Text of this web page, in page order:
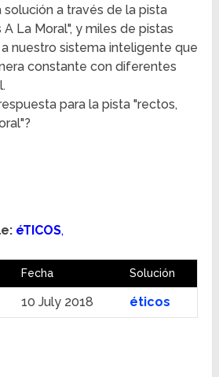
a través de la pista
La Moral", y miles de pistas
nuestro sistema inteligente que
constante con diferentes
para la pista "rectos,
éTICOS,
Fecha Solución
10 July 2018 éticos